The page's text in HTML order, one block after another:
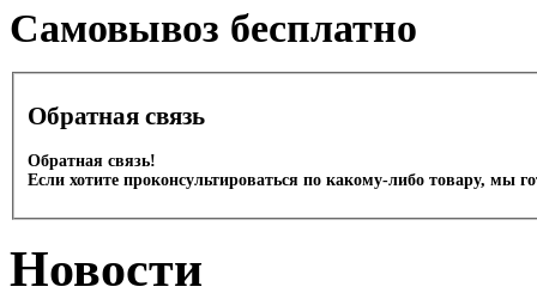
Cамовывоз бесплатно
Обратная связь
Обратная связь!
Если хотите проконсультироваться по какому-либо товару, мы
Новости